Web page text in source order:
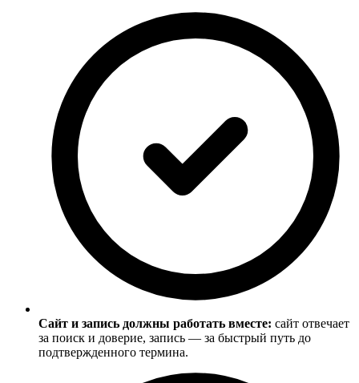
Сайт и запись должны работать вместе: сайт отвечает
за поиск и доверие, запись — за быстрый путь до
подтвержденного термина.